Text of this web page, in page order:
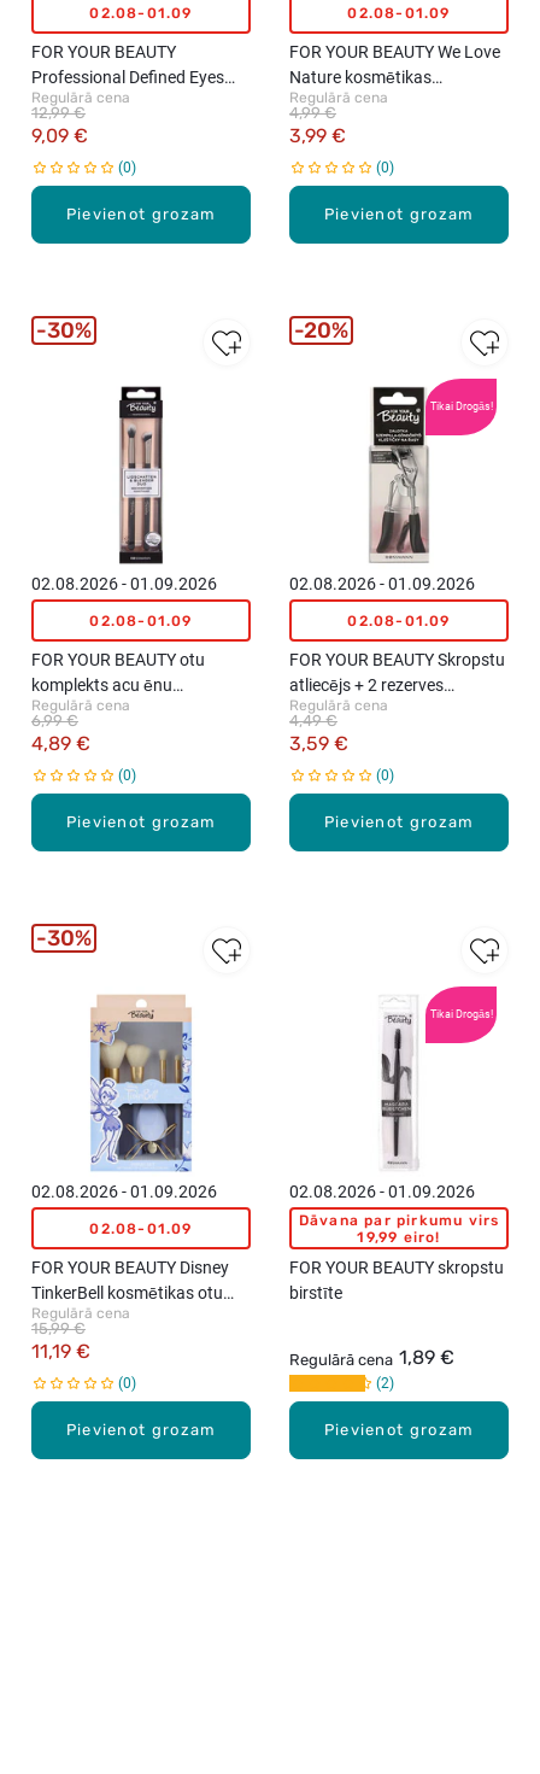
Pievienot grozam
02.08-01.09
FOR YOUR BEAUTY
Professional Defined Eyes
acu otu komplekts "Smokey
Cat Eyes", 4gab.
Regulārā cena
9,09 €
12,99 €
0
Pievienot grozam
02.08-01.09
FOR YOUR BEAUTY We Love
Nature kosmētikas
uzklāšanas sūklītis
Regulārā cena
3,99 €
4,99 €
0
Pievienot grozam
02.08.2026 - 01.09.2026
02.08-01.09
FOR YOUR BEAUTY otu
komplekts acu ēnu
uzklāšanai un izpludinašanai,
2gab.
Regulārā cena
4,89 €
6,99 €
0
30%
Tikai Drogās!
Pievienot grozam
02.08.2026 - 01.09.2026
02.08-01.09
FOR YOUR BEAUTY Skropstu
atliecējs + 2 rezerves
gumijas, 1gab.
Regulārā cena
3,59 €
4,49 €
0
20%
Pievienot grozam
02.08.2026 - 01.09.2026
02.08-01.09
FOR YOUR BEAUTY Disney
TinkerBell kosmētikas otu
komplekts
Regulārā cena
11,19 €
15,99 €
0
30%
Tikai Drogās!
Pievienot grozam
02.08.2026 - 01.09.2026
Dāvana par pirkumu virs
19,99 eiro!
FOR YOUR BEAUTY skropstu
birstīte
Regulārā cena 1,89 €
2